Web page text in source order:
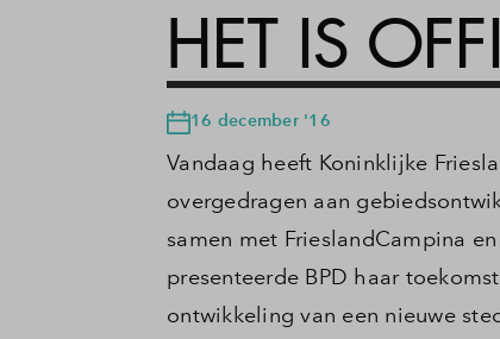
HET IS
16 december '16
Vandaag heeft Koninklijke
overgedragen aan
samen met FrieslandCampina
presenteerde BPD haar
ontwikkeling van een nieuwe